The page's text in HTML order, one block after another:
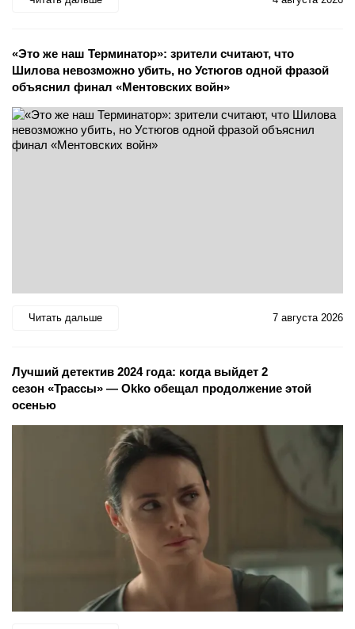
«Это же наш Терминатор»: зрители считают, что
Шилова невозможно убить, но Устюгов одной фразой
объяснил финал «Ментовских войн»
Читать дальше 7 августа 2026
Лучший детектив 2024 года: когда выйдет 2
сезон «Трассы» — Okko обещал продолжение этой
осенью